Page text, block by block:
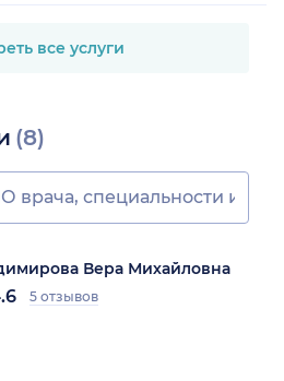
все услуги
(8)
Вера Михайловна
5 отзывов